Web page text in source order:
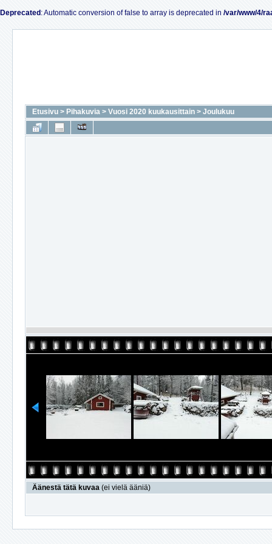
Deprecated : Automatic conversion of false to array is deprecated in /var/www/4/
Etusivu > Pihakuvia > Vuosi 2020 kuukausittain > Joulukuu
Äänestä tätä kuvaa (ei vielä ääniä)